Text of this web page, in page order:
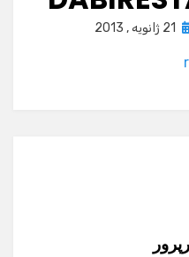
21 ژانویه , 2013